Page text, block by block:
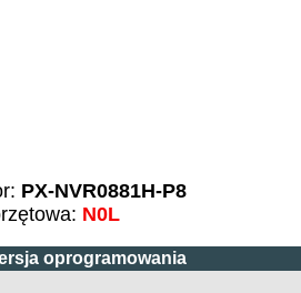
PX-NVR0881H-P8
N0L
oprogramowania